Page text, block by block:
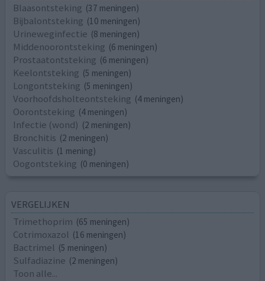
Blaasontsteking (37 meningen)
Bijbalontsteking (10 meningen)
Urineweginfectie (8 meningen)
Middenoorontsteking (6 meningen)
Prostaatontsteking (6 meningen)
Keelontsteking (5 meningen)
Longontsteking (5 meningen)
Voorhoofdsholteontsteking (4 meningen)
Oorontsteking (4 meningen)
Infectie (wond) (2 meningen)
Bronchitis (2 meningen)
Vasculitis (1 mening)
Oogontsteking (0 meningen)
VERGELIJKEN
Trimethoprim (65 meningen)
Cotrimoxazol (16 meningen)
Bactrimel (5 meningen)
Sulfadiazine (2 meningen)
Toon alle...